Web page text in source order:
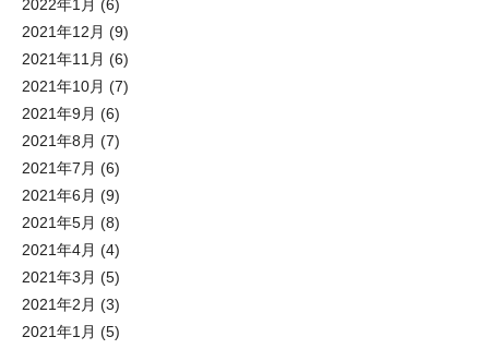
2022年1月 (6)
2021年12月 (9)
2021年11月 (6)
2021年10月 (7)
2021年9月 (6)
2021年8月 (7)
2021年7月 (6)
2021年6月 (9)
2021年5月 (8)
2021年4月 (4)
2021年3月 (5)
2021年2月 (3)
2021年1月 (5)